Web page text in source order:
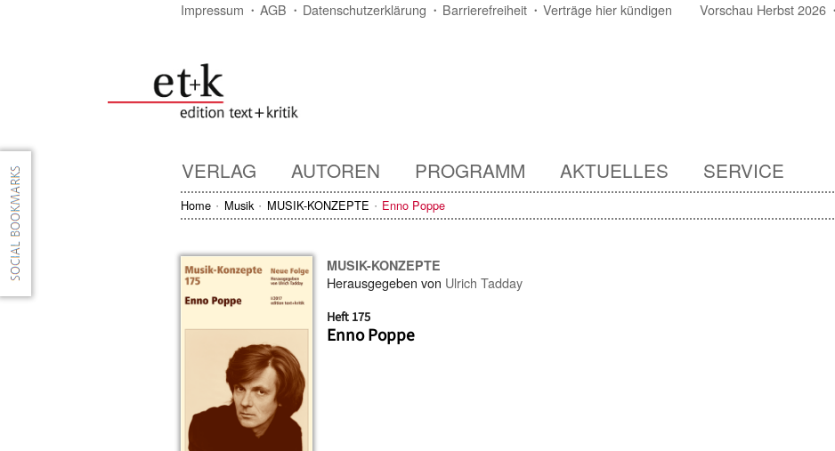
Impressum AGB Datenschutzerklärung Barrierefreiheit Verträge hier kündigen Vorschau Herbst 2026
VERLAG AUTOREN PROGRAMM AKTUELLES SERVICE
Home Musik MUSIK-KONZEPTE Enno Poppe
MUSIK-KONZEPTE
Herausgegeben von Ulrich Tadday
Heft 175
Enno Poppe